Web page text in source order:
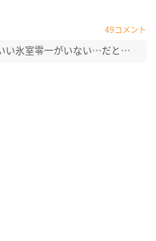
49コメント
い氷室零一がいない…だと…